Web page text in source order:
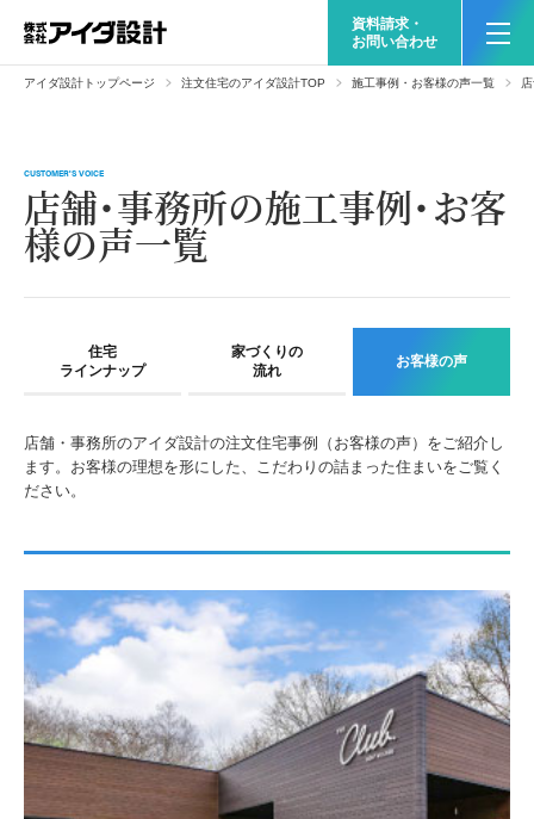
資料請求・
お問い合わせ
アイダ設計トップページ 注文住宅のアイダ設計TOP 施工事例・お客様の声一覧
店舗・事務所の施工事例・お客
様の声一覧
CUSTOMER'S VOICE
住宅
ラインナップ
家づくりの
流れ
お客様の声
店舗・事務所のアイダ設計の注文住宅事例（お客様の声）をご紹介し
ます。お客様の理想を形にした、こだわりの詰まった住まいをご覧く
ださい。